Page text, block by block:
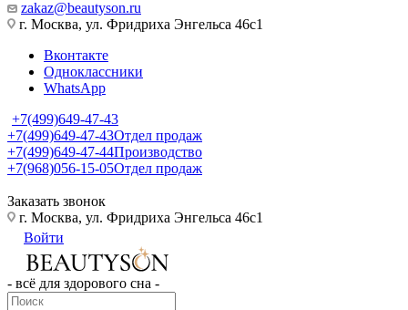
zakaz@beautyson.ru
г. Москва, ул. Фридриха Энгельса 46с1
Вконтакте
Одноклассники
WhatsApp
+7(499)649-47-43
+7(499)649-47-43Отдел продаж
+7(499)649-47-44Производство
+7(968)056-15-05Отдел продаж
Заказать звонок
г. Москва, ул. Фридриха Энгельса 46с1
Войти
- всё для здорового сна -